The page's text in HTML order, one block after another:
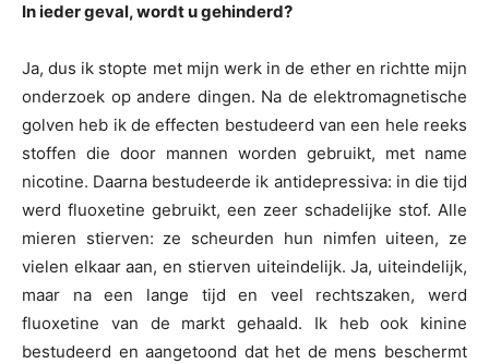
In ieder geval, wordt u gehinderd?
Ja, dus ik stopte met mijn werk in de ether en richtte mijn
onderzoek op andere dingen. Na de elektromagnetische
golven heb ik de effecten bestudeerd van een hele reeks
stoffen die door mannen worden gebruikt, met name
nicotine. Daarna bestudeerde ik antidepressiva: in die tijd
werd fluoxetine gebruikt, een zeer schadelijke stof. Alle
mieren stierven: ze scheurden hun nimfen uiteen, ze
vielen elkaar aan, en stierven uiteindelijk. Ja, uiteindelijk,
maar na een lange tijd en veel rechtszaken, werd
fluoxetine van de markt gehaald. Ik heb ook kinine
bestudeerd en aangetoond dat het de mens beschermt